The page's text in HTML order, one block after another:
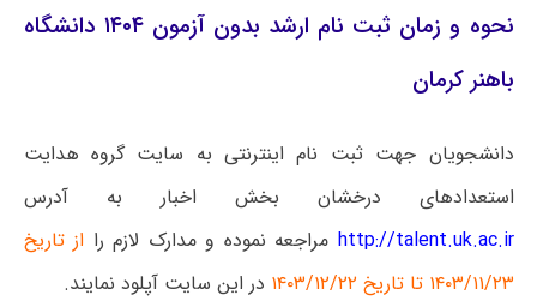
نحوه و زمان ثبت نام ارشد بدون آزمون ۱۴۰۴ دانشگاه
باهنر کرمان
دانشجویان جهت ثبت نام اینترنتی به سایت گروه هدایت
استعدادهای درخشان بخش اخبار به آدرس
http://talent.uk.ac.ir مراجعه نموده و مدارک لازم را از تاریخ
۱۴۰۳/۱۱/۲۳ تا تاریخ ۱۴۰۳/۱۲/۲۲
در این سایت آپلود نمایند.